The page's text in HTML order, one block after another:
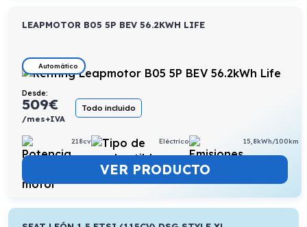
LEAPMOTOR B05 5P BEV 56.2KWH LIFE
Automático
Desde:
509€
/mes+IVA
Todo incluido
218cv Eléctrico 15,8kWh/100km
VER PRODUCTO